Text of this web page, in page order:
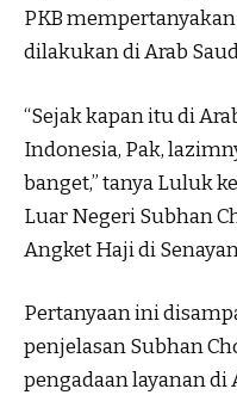
PKB
dilakukan di Arab
“Sejak kapan itu di
Indonesia, Pak,
banget,” tanya Luluk
Luar Negeri Subhan
Angket Haji di
Pertanyaan ini
penjelasan Subhan
pengadaan layanan di